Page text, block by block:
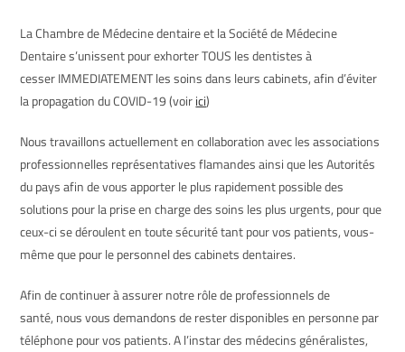
La Chambre de Médecine dentaire et la Société de Médecine
Dentaire s’unissent pour exhorter TOUS les dentistes à
cesser IMMEDIATEMENT les soins dans leurs cabinets, afin d’éviter
la propagation du COVID-19 (voirici)
Nous travaillons actuellement en collaboration avec les associations
professionnelles représentatives flamandes ainsi que les Autorités
du pays afin de vous apporter le plus rapidement possible des
solutions pour la prise en charge des soins les plus urgents, pour que
ceux-ci se déroulent en toute sécurité tant pour vos patients, vous-
même que pour le personnel des cabinets dentaires.
Afin de continuer à assurer notre rôle de professionnels de
santé, nous vous demandons de rester disponibles en personne par
téléphone pour vos patients. A l’instar des médecins généralistes,